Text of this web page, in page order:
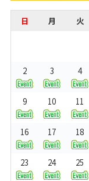
日 月 火
2 3 4
9 10 11
16 17 18
23 24 25